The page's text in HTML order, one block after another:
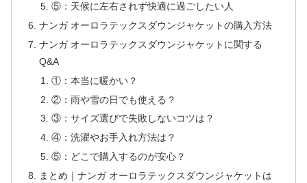
⑤：天候に左右されず快適に過ごしたい人
ナンガ オーロラテックスダウンジャケットの購入方法
ナンガ オーロラテックスダウンジャケットに関する
Q&A
①：本当に暖かい？
②：雨や雪の日でも使える？
③：サイズ選びで失敗しないコツは？
④：洗濯やお手入れ方法は？
⑤：どこで購入するのが安心？
まとめ｜ナンガ オーロラテックスダウンジャケットは